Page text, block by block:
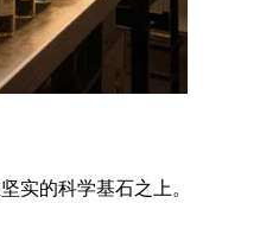
实的科学基石之上。